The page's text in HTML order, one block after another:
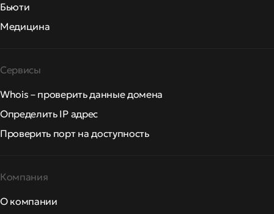
Бьюти
Медицина
Сервисы
Whois – проверить данные домена
Определить IP адрес
Проверить порт на доступность
Компания
О компании